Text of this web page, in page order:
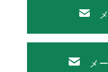
メ